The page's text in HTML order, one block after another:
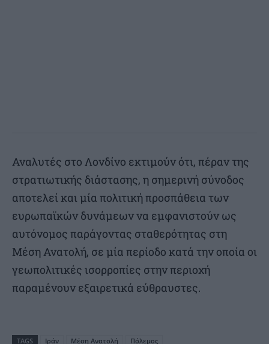
Αναλυτές στο Λονδίνο εκτιμούν ότι, πέραν της
στρατιωτικής διάστασης, η σημερινή σύνοδος
αποτελεί και μία πολιτική προσπάθεια των
ευρωπαϊκών δυνάμεων να εμφανιστούν ως
αυτόνομος παράγοντας σταθερότητας στη
Μέση Ανατολή, σε μία περίοδο κατά την οποία οι
γεωπολιτικές ισορροπίες στην περιοχή
παραμένουν εξαιρετικά εύθραυστες.
TAGS Ιράν Μέση Ανατολή Πόλεμος